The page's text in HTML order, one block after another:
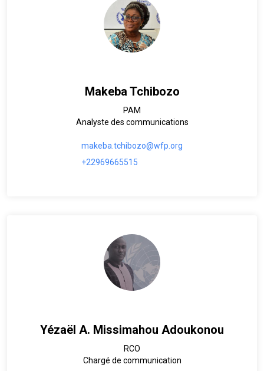
Makeba Tchibozo
PAM
Analyste des communications
makeba.tchibozo@wfp.org
+22969665515
Yézaël A. Missimahou Adoukonou
RCO
Chargé de communication